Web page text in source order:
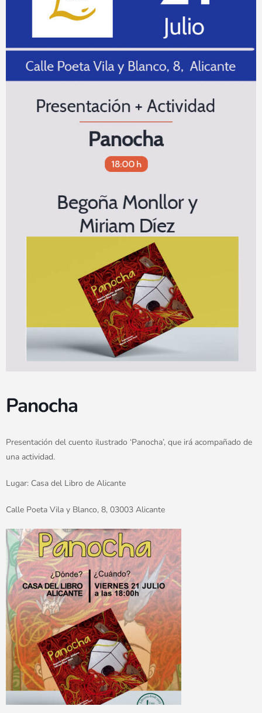
Panocha
Presentación del cuento ilustrado ‘Panocha’, que irá acompañado de
una actividad.
Lugar: Casa del Libro de Alicante
Calle Poeta Vila y Blanco, 8, 03003 Alicante